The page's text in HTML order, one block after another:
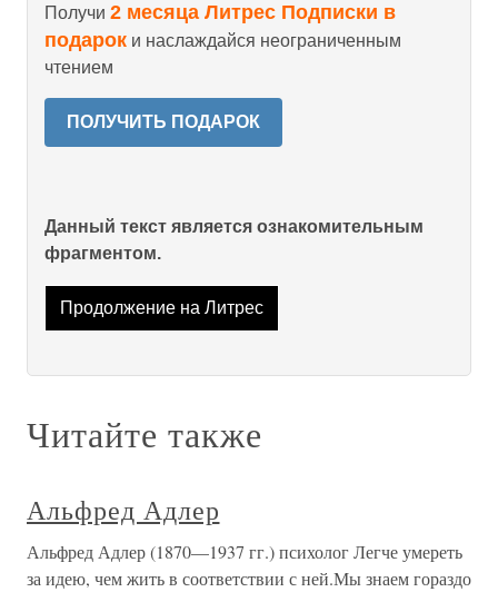
Получи 2 месяца Литрес Подписки в
подарок и наслаждайся неограниченным
чтением
ПОЛУЧИТЬ ПОДАРОК
Данный текст является ознакомительным
фрагментом.
Продолжение на Литрес
Читайте также
Альфред Адлер
Альфред Адлер (1870—1937 гг.) психолог Легче умереть
за идею, чем жить в соответствии с ней.Мы знаем гораздо